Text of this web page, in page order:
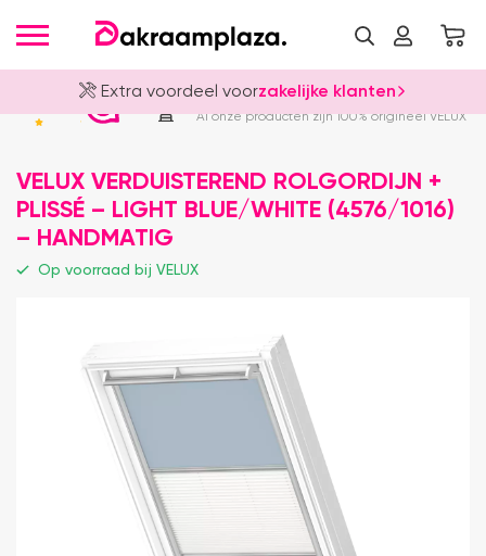
Extra voordeel voorzakelijke klanten
Officieel VELUX Dealer
Al onze producten zijn 100% origineel VELUX
VELUX VERDUISTEREND ROLGORDIJN +
PLISSÉ – LIGHT BLUE/WHITE (4576/1016)
– HANDMATIG
Op voorraad bij VELUX